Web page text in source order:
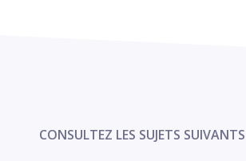
CONSULTEZ LES SUJETS SUIVANTS